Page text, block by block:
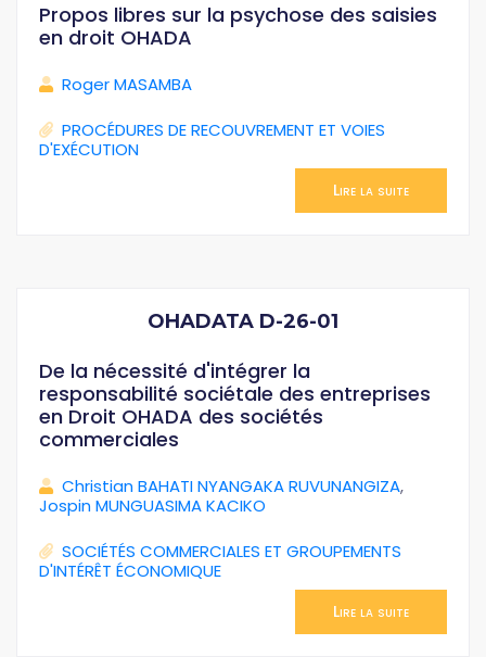
Propos libres sur la psychose des saisies
en droit OHADA
Roger MASAMBA
PROCÉDURES DE RECOUVREMENT ET VOIES
D'EXÉCUTION
Lire la suite
OHADATA D-26-01
De la nécessité d'intégrer la
responsabilité sociétale des entreprises
en Droit OHADA des sociétés
commerciales
Christian BAHATI NYANGAKA RUVUNANGIZA,
Jospin MUNGUASIMA KACIKO
SOCIÉTÉS COMMERCIALES ET GROUPEMENTS
D'INTÉRÊT ÉCONOMIQUE
Lire la suite